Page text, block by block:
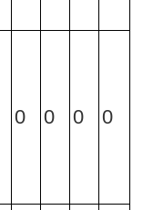
0 0 0 0